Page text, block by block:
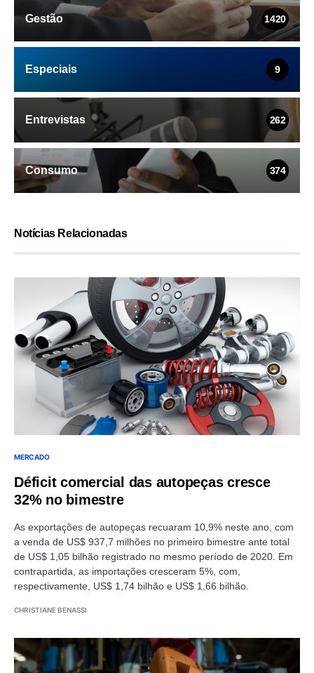
Gestão 1420
Especiais 9
Entrevistas 262
Consumo 374
Notícias Relacionadas
MERCADO
Déficit comercial das autopeças cresce
32% no bimestre
As exportações de autopeças recuaram 10,9% neste ano, com
a venda de US$ 937,7 milhões no primeiro bimestre ante total
de US$ 1,05 bilhão registrado no mesmo período de 2020. Em
contrapartida, as importações cresceram 5%, com,
respectivamente, US$ 1,74 bilhão e US$ 1,66 bilhão.
CHRISTIANE BENASSI